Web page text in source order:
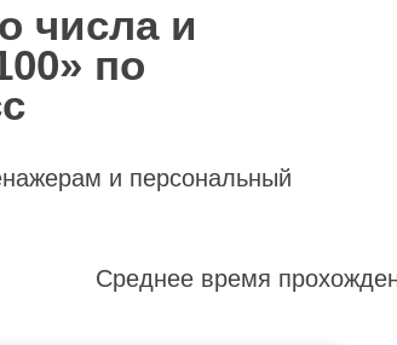
числа и
по
и персональный
Среднее время